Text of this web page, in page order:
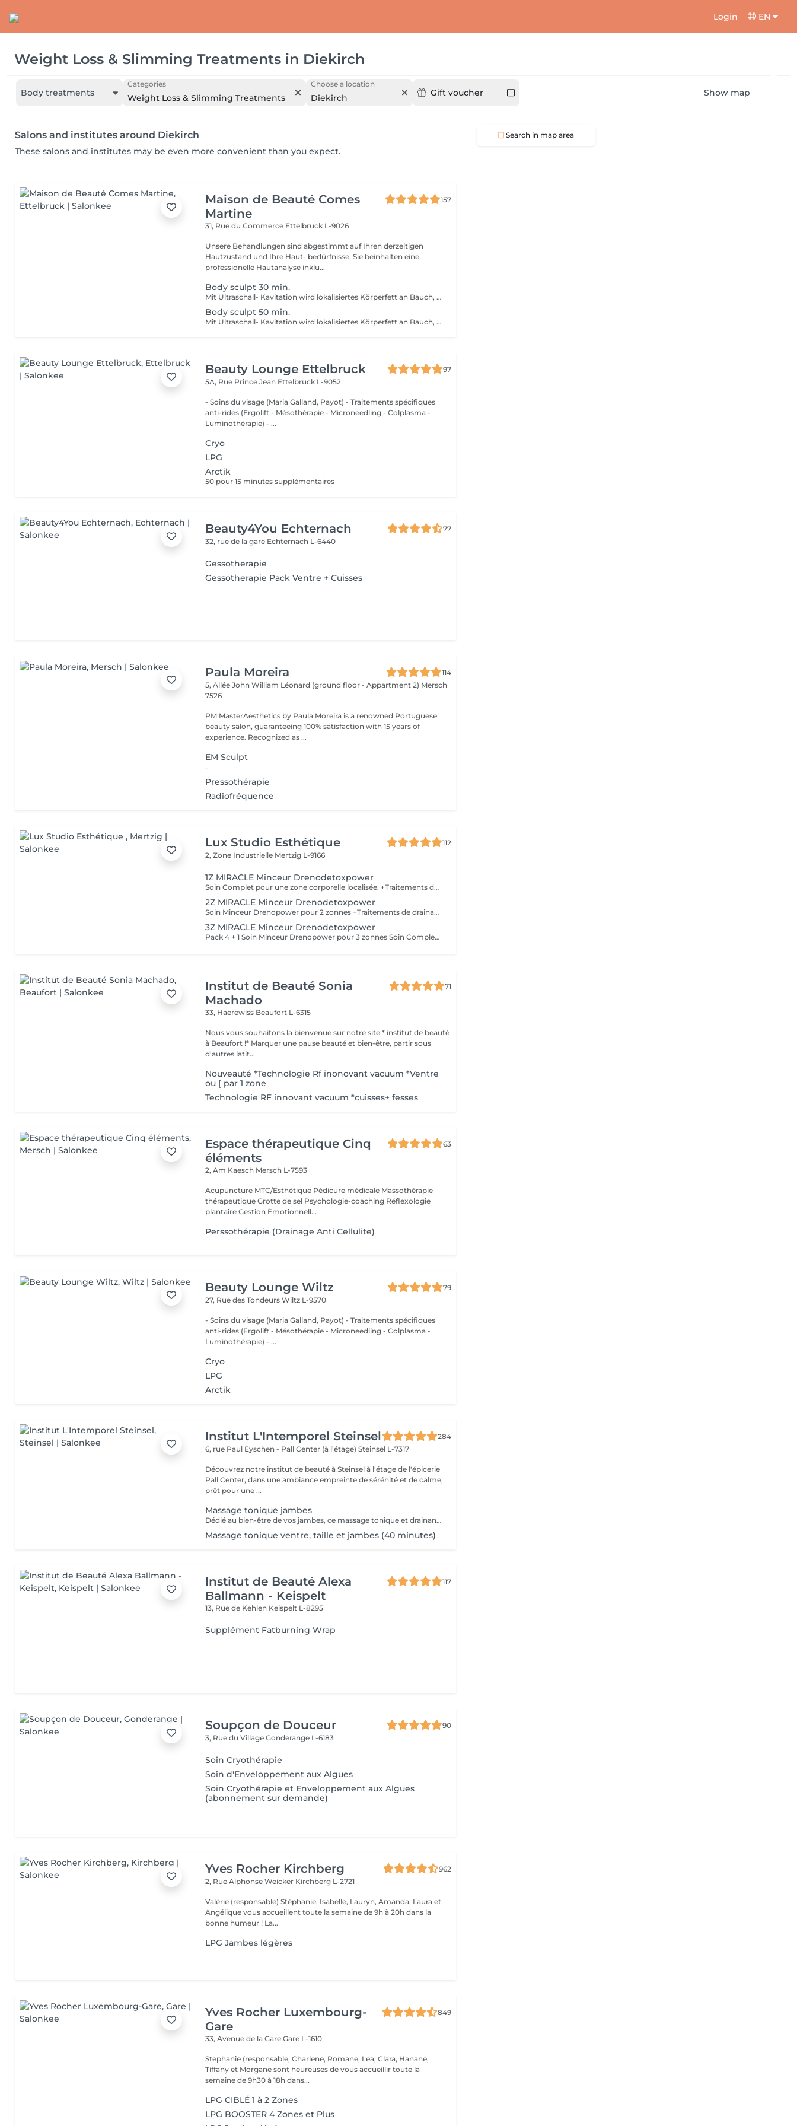
Login EN
Weight Loss & Slimming Treatments in Diekirch
Body treatments
Categories
Weight Loss & Slimming Treatments
Choose a location
Diekirch Gift voucher Show map
Salons and institutes around Diekirch
These salons and institutes may be even more convenient than you expect.
Maison de Beauté Comes
Martine
157
31, Rue du Commerce Ettelbruck L-9026
Unsere Behandlungen sind abgestimmt auf Ihren derzeitigen
Hautzustand und Ihre Haut- bedürfnisse. Sie beinhalten eine
professionelle Hautanalyse inklu...
Body sculpt 30 min.
Mit Ultraschall- Kavitation wird lokalisiertes Körperfett an Bauch, am Gesäss, an den Oberschenkeln und die Cellulite geformt. ERGEBNIS: Straffung der Haut, verbesserung von Narben und Dehnungsstreifen, anregung der Mikrozirkulation, verbesserg der Elastizität, reduzierung von Fettablagerungen. Wir empfehlen eine Kur von 6-8 Behandlungen Behandlungsdauer je nach Behanlungsbereich.
Body sculpt 50 min.
Mit Ultraschall- Kavitation wird lokalisiertes Körperfett an Bauch, am Gesäss, an den Oberschenkeln und die Cellulite geformt. ERGEBNIS: Straffung der Haut, verbesserung von Narben und Dehnungsstreifen, anregung der Mikrozirkulation, verbesserg der Elastizität, reduzierung von Fettablagerungen. Wir empfehlen eine Kur von 6-8 Behandlungen Behandlungsdauer je nach Behanlungsbereich.
Beauty Lounge Ettelbruck
97
5A, Rue Prince Jean Ettelbruck L-9052
- Soins du visage (Maria Galland, Payot) - Traitements spécifiques
anti-rides (Ergolift - Mésothérapie - Microneedling - Colplasma -
Luminothérapie) - ...
Cryo
LPG
Arctik
50 pour 15 minutes supplémentaires
Beauty4You Echternach
77
32, rue de la gare Echternach L-6440
Gessotherapie
Gessotherapie Pack Ventre + Cuisses
Paula Moreira
114
5, Allée John William Léonard (ground floor - Appartment 2) Mersch
7526
PM MasterAesthetics by Paula Moreira is a renowned Portuguese
beauty salon, guaranteeing 100% satisfaction with 15 years of
experience. Recognized as ...
EM Sculpt
..
Pressothérapie
Radiofréquence
Lux Studio Esthétique
112
2, Zone Industrielle Mertzig L-9166
1Z MIRACLE Minceur Drenodetoxpower
Soin Complet pour une zone corporelle localisée. +Traitements de drainage des liquides emprisonnés et amélioration de la circulation, +Détruit les cellules graisseuses et/ou la cellulite. +Traitements pour brûler et éliminer les toxines et les graisses, désintoxication. +Réduit le poids et les mensurations. + Raffermissement de la peau et des muscles de la zone traitée. COMPREND 1 ZONE CORPORELLE 5 techniques personalisee
2Z MIRACLE Minceur Drenodetoxpower
Soin Minceur Drenopower pour 2 zonnes +Traitements de drainage des liquides emprisonnés et amélioration de la circulation, +Détruit les cellules graisseuses et/ou la cellulite. +Traitements pour brûler et éliminer les toxines et les graisses, désintoxication. +Réduit le poids, les mensuration et modelage du corps + Raffermissement de la peau et des muscles de la zone traitée. COMPREND 2 ZONE CORPORELLE 5 techniques indication 1 x par semana
3Z MIRACLE Minceur Drenodetoxpower
Pack 4 + 1 Soin Minceur Drenopower pour 3 zonnes Soin Complet pour une zone corporelle localisée. +Traitements de drainage des liquides emprisonnés et amélioration de la circulation, +Détruit les cellules graisseuses et/ou la cellulite. +Traitements pour brûler et éliminer les toxines et les graisses, désintoxication. +Réduit le poids, les mensuration et modelage du corps + Raffermissement de la peau et des muscles de la zone traitée. COMPREND 3 ZONE CORPORELLE 5 techniques indication 1 x par semana
Institut de Beauté Sonia
Machado
71
33, Haerewiss Beaufort L-6315
Nous vous souhaitons la bienvenue sur notre site * institut de beauté
à Beaufort !* Marquer une pause beauté et bien-être, partir sous
d'autres latit...
Nouveauté *Technologie Rf inonovant vacuum *Ventre
ou [ par 1 zone
Technologie RF innovant vacuum *cuisses+ fesses
Espace thérapeutique Cinq
éléments
63
2, Am Kaesch Mersch L-7593
Acupuncture MTC/Esthétique Pédicure médicale Massothérapie
thérapeutique Grotte de sel Psychologie-coaching Réflexologie
plantaire Gestion Émotionnell...
Perssothérapie (Drainage Anti Cellulite)
Beauty Lounge Wiltz
79
27, Rue des TondeursWiltz L-9570
- Soins du visage (Maria Galland, Payot) - Traitements spécifiques
anti-rides (Ergolift - Mésothérapie - Microneedling - Colplasma -
Luminothérapie) - ...
Cryo
LPG
Arctik
Institut L'Intemporel Steinsel
284
6, rue Paul Eyschen - Pall Center (à l’étage)Steinsel L-7317
Découvrez notre institut de beauté à Steinsel à l'étage de l'épicerie
Pall Center, dans une ambiance empreinte de sérénité et de calme,
prêt pour une ...
Massage tonique jambes
Dédié au bien-être de vos jambes, ce massage tonique et drainant vous procure une délicieuse sensation de légèreté.
Massage tonique ventre, taille et jambes (40 minutes)
Institut de Beauté Alexa
Ballmann - Keispelt
117
13, Rue de Kehlen Keispelt L-8295
Supplément Fatburning Wrap
Soupçon de Douceur
90
3, Rue du VillageGonderange L-6183
Soin Cryothérapie
Soin d'Enveloppement aux Algues
Soin Cryothérapie et Enveloppement aux Algues
(abonnement sur demande)
Yves Rocher Kirchberg
962
2, Rue Alphonse Weicker Kirchberg L-2721
Valérie (responsable) Stéphanie, Isabelle, Lauryn, Amanda, Laura et
Angélique vous accueillent toute la semaine de 9h à 20h dans la
bonne humeur ! La...
LPG Jambes légères
Yves Rocher Luxembourg-
Gare
849
33, Avenue de la GareGare L-1610
Stephanie (responsable, Charlene, Romane, Lea, Clara, Hanane,
Tiffany et Morgane sont heureuses de vous accueillir toute la
semaine de 9h30 à 18h dans...
LPG CIBLÉ 1 à 2 Zones
LPG BOOSTER 4 Zones et Plus
Search in map area